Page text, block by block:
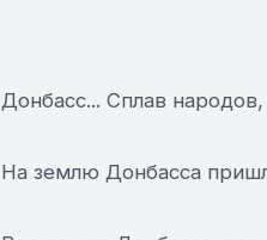
Донбасс... Сплав народов,
На землю Донбасса